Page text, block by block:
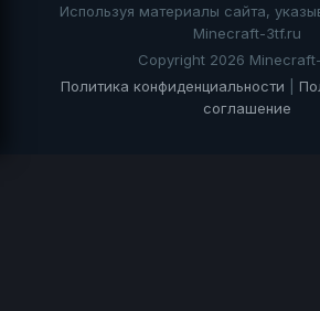
Используя материалы сайта,
Minecraft-3tf.ru
Copyright 2026
Политика конфиденциальности
соглашение